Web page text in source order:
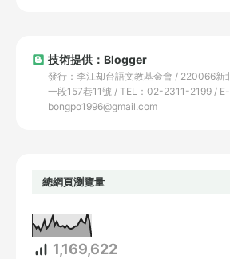
技術提供：Blogger
發行：李江却台語文教基金會 / 220066新
一段157巷11號 / TEL：02-2311-2199 / E-
bongpo1996@gmail.com
總網頁瀏覽量
1,169,622